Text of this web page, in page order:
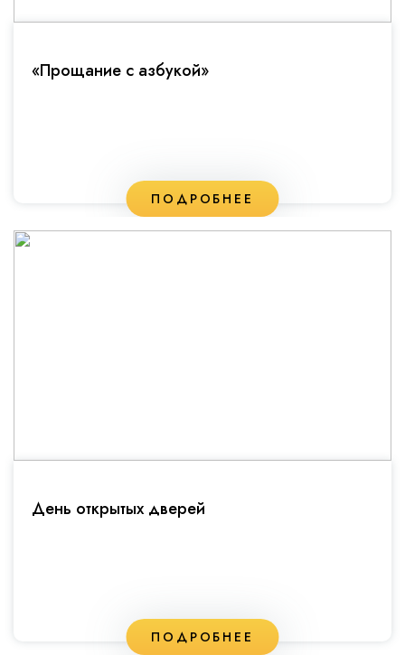
«Прощание с азбукой»
ПОДРОБНЕЕ
День открытых дверей
ПОДРОБНЕЕ